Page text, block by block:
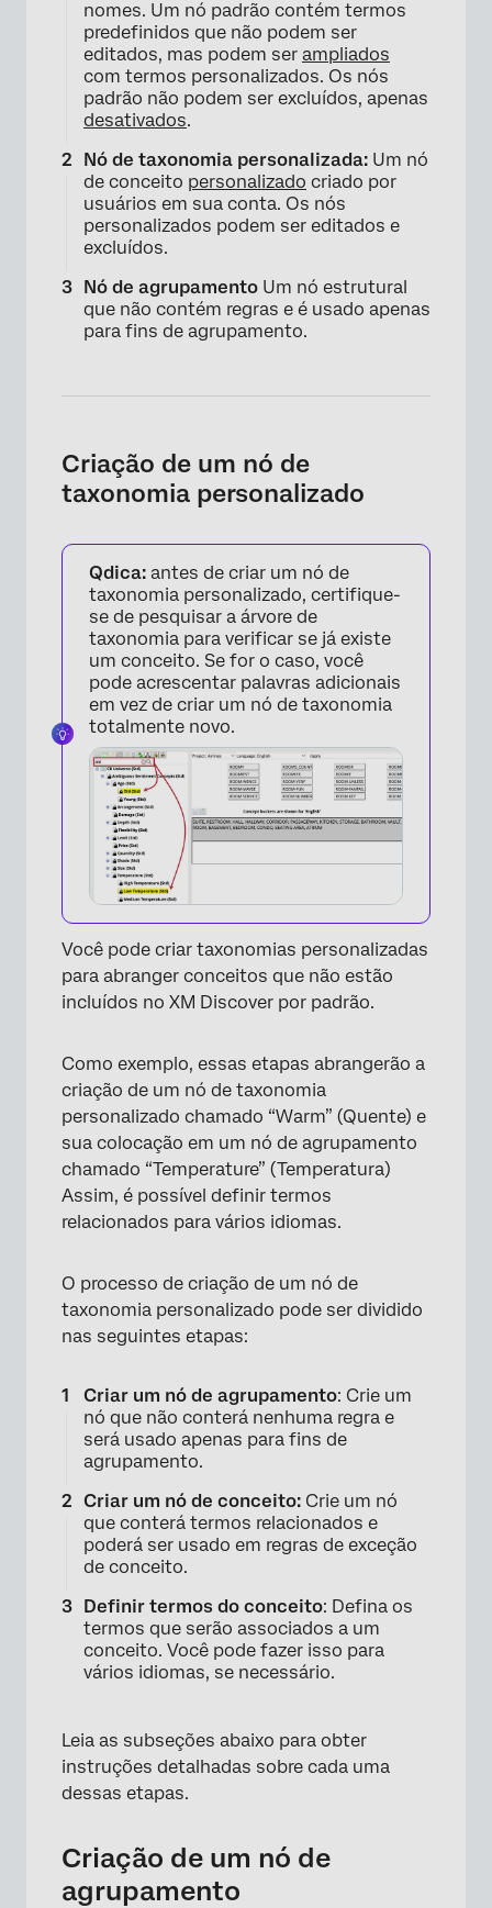
nomes. Um nó padrão contém termos
predefinidos que não podem ser
editados, mas podem ser ampliados
com termos personalizados. Os nós
padrão não podem ser excluídos, apenas
desativados.
Nó de taxonomia personalizada: Um nó
de conceito personalizado criado por
usuários em sua conta. Os nós
personalizados podem ser editados e
excluídos.
Nó de agrupamento Um nó estrutural
que não contém regras e é usado apenas
para fins de agrupamento.
Criação de um nó de
taxonomia personalizado
Qdica: antes de criar um nó de
taxonomia personalizado, certifique-
se de pesquisar a árvore de
taxonomia para verificar se já existe
um conceito. Se for o caso, você
pode acrescentar palavras adicionais
em vez de criar um nó de taxonomia
totalmente novo.
Você pode criar taxonomias personalizadas
para abranger conceitos que não estão
incluídos no XM Discover por padrão.
Como exemplo, essas etapas abrangerão a
criação de um nó de taxonomia
personalizado chamado “Warm” (Quente) e
sua colocação em um nó de agrupamento
chamado “Temperature” (Temperatura)
Assim, é possível definir termos
relacionados para vários idiomas.
O processo de criação de um nó de
taxonomia personalizado pode ser dividido
nas seguintes etapas:
Criar um nó de agrupamento: Crie um
nó que não conterá nenhuma regra e
será usado apenas para fins de
agrupamento.
Criar um nó de conceito: Crie um nó
que conterá termos relacionados e
poderá ser usado em regras de exceção
de conceito.
Definir termos do conceito: Defina os
termos que serão associados a um
conceito. Você pode fazer isso para
vários idiomas, se necessário.
Leia as subseções abaixo para obter
instruções detalhadas sobre cada uma
dessas etapas.
Criação de um nó de
agrupamento